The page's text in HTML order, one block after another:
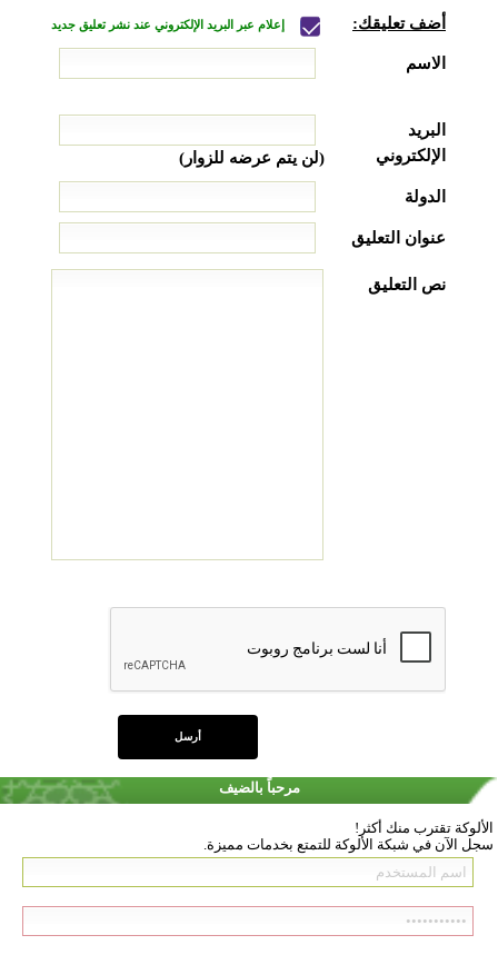
أضف تعليقك: إعلام عبر البريد الإلكتروني عند نشر تعليق جديد
الاسم
البريد
الإلكتروني
(لن يتم عرضه للزوار)
الدولة
عنوان التعليق
نص التعليق
مرحباً بالضيف
الألوكة تقترب منك أكثر!
سجل الآن في شبكة الألوكة للتمتع بخدمات مميزة.